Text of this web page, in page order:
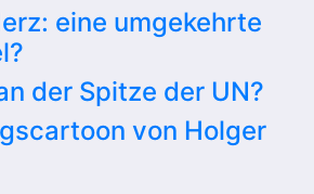
eine umgekehrte
der Spitze der UN?
von Holger